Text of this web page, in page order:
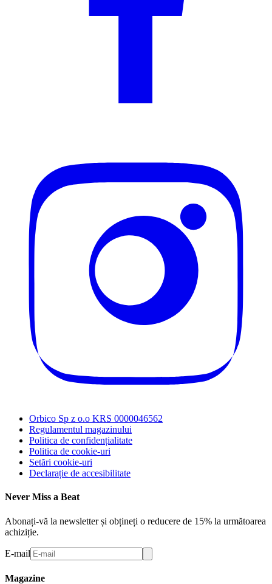
Orbico Sp z o.o KRS 0000046562
Regulamentul magazinului
Politica de confidențialitate
Politica de cookie-uri
Setări cookie-uri
Declarație de accesibilitate
Never Miss a Beat
Abonați-vă la newsletter și obțineți o reducere de 15% la următoarea
achiziție.
E-mail
Magazine